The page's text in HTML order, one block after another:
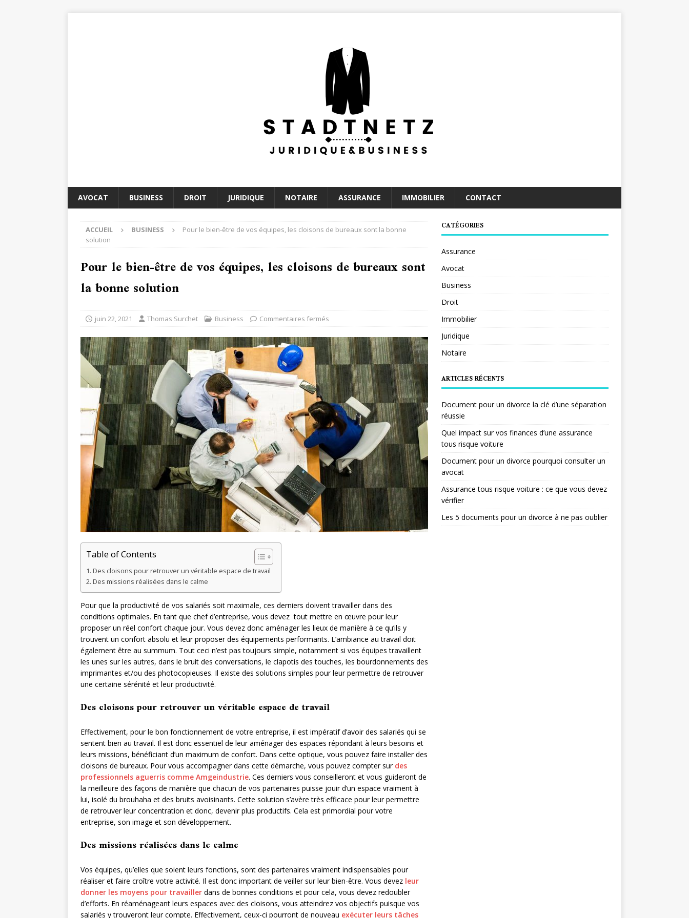
AVOCAT BUSINESS DROIT JURIDIQUE NOTAIRE ASSURANCE IMMOBILIER CONTACT
ACCUEIL BUSINESS
Pour le bien-être de vos équipes, les cloisons de bureaux sont la bonne
solution
Pour le bien-être de vos équipes, les cloisons de bureaux sont
la bonne solution
juin 22, 2021 Thomas Surchet Business Commentaires fermés
Table of Contents
Des cloisons pour retrouver un véritable espace de travail
Des missions réalisées dans le calme
Pour que la productivité de vos salariés soit maximale, ces derniers doivent travailler dans des
conditions optimales. En tant que chef d’entreprise, vous devez tout mettre en œuvre pour leur
proposer un réel confort chaque jour. Vous devez donc aménager les lieux de manière à ce qu’ils y
trouvent un confort absolu et leur proposer des équipements performants. L’ambiance au travail doit
également être au summum. Tout ceci n’est pas toujours simple, notamment si vos équipes travaillent
les unes sur les autres, dans le bruit des conversations, le clapotis des touches, les bourdonnements des
imprimantes et/ou des photocopieuses. Il existe des solutions simples pour leur permettre de retrouver
une certaine sérénité et leur productivité.
Des cloisons pour retrouver un véritable espace de travail
Effectivement, pour le bon fonctionnement de votre entreprise, il est impératif d’avoir des salariés qui se
sentent bien au travail. Il est donc essentiel de leur aménager des espaces répondant à leurs besoins et
leurs missions, bénéficiant d’un maximum de confort. Dans cette optique, vous pouvez faire installer des
cloisons de bureaux. Pour vous accompagner dans cette démarche, vous pouvez compter sur des
professionnels aguerris comme Amgeindustrie. Ces derniers vous conseilleront et vous guideront de
la meilleure des façons de manière que chacun de vos partenaires puisse jouir d’un espace vraiment à
lui, isolé du brouhaha et des bruits avoisinants. Cette solution s’avère très efficace pour leur permettre
de retrouver leur concentration et donc, devenir plus productifs. Cela est primordial pour votre
entreprise, son image et son développement.
Des missions réalisées dans le calme
Vos équipes, qu’elles que soient leurs fonctions, sont des partenaires vraiment indispensables pour
réaliser et faire croître votre activité. Il est donc important de veiller sur leur bien-être. Vous devez leur
donner les moyens pour travailler dans de bonnes conditions et pour cela, vous devez redoubler
d’efforts. En réaménageant leurs espaces avec des cloisons, vous atteindrez vos objectifs puisque vos
salariés y trouveront leur compte. Effectivement, ceux-ci pourront de nouveau exécuter leurs tâches
CATÉGORIES
Assurance
Avocat
Business
Droit
Immobilier
Juridique
Notaire
ARTICLES RÉCENTS
Document pour un divorce la clé d’une séparation
réussie
Quel impact sur vos finances d’une assurance
tous risque voiture
Document pour un divorce pourquoi consulter un
avocat
Assurance tous risque voiture : ce que vous devez
vérifier
Les 5 documents pour un divorce à ne pas oublier